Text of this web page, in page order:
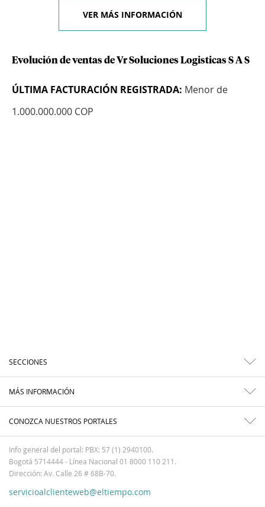
VER MÁS INFORMACIÓN
Evolución de ventas de Vr Soluciones Logisticas S A S
ÚLTIMA FACTURACIÓN REGISTRADA: Menor de
1.000.000.000 COP
SECCIONES
MÁS INFORMACIÓN
CONOZCA NUESTROS PORTALES
Info general del portal: PBX: 57 (1) 2940100.
Bogotá 5714444 - Línea Nacional 01 8000 110 211.
Dirección: Av. Calle 26 # 68B-70.
servicioalclienteweb@eltiempo.com